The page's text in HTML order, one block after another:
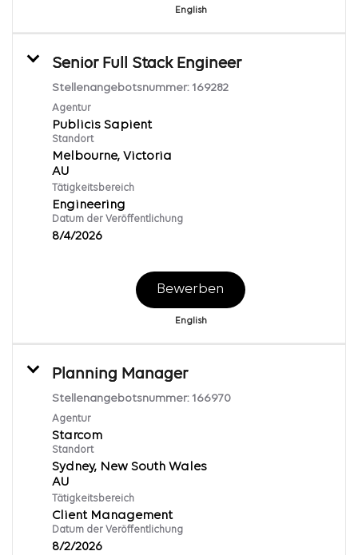
English
Senior Full Stack Engineer
Stellenangebotsnummer: 169282
Agentur
Publicis Sapient
Standort
Melbourne, Victoria
Tätigkeitsbereich
Engineering
Datum der Veröffentlichung
8/4/2026
Bewerben
English
Planning Manager
Stellenangebotsnummer: 166970
Agentur
Starcom
Standort
Sydney, New South Wales
Tätigkeitsbereich
Client Management
Datum der Veröffentlichung
8/2/2026